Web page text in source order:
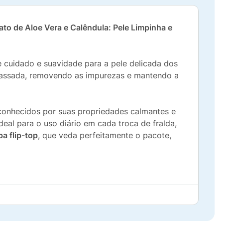
de Aloe Vera e Calêndula: Pele Limpinha e
e suavidade para a pele delicada dos
removendo as impurezas e mantendo a
por suas propriedades calmantes e
para o uso diário em cada troca de fralda,
flip-top, que veda perfeitamente o pacote,